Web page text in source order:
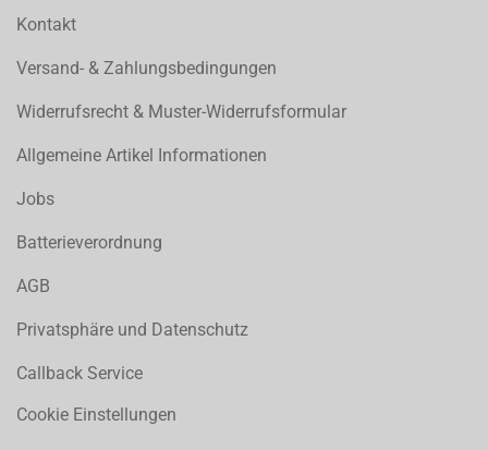
Kontakt
Versand- & Zahlungsbedingungen
Widerrufsrecht & Muster-Widerrufsformular
Allgemeine Artikel Informationen
Jobs
Batterieverordnung
AGB
Privatsphäre und Datenschutz
Callback Service
Cookie Einstellungen